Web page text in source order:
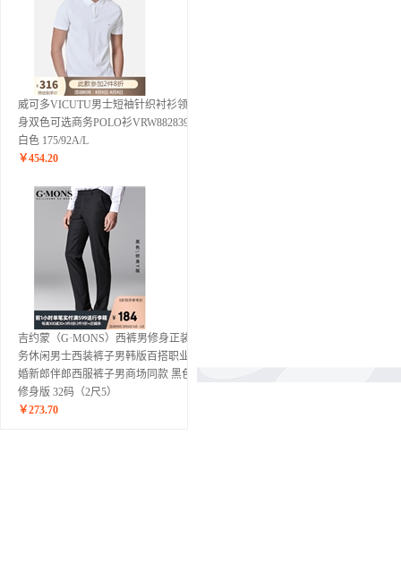
威可多VICUTU男士短袖针织衬衫领修
身双色可选商务POLO衫VRW88283992
白色 175/92A/L
￥454.20
吉约蒙（G·MONS）西裤男修身正装商
务休闲男士西装裤子男韩版百搭职业结
婚新郎伴郎西服裤子男商场同款 黑色-
修身版 32码（2尺5）
￥273.70